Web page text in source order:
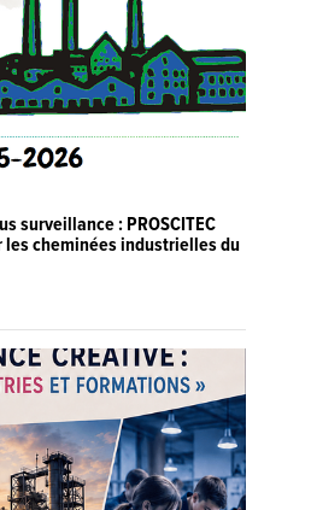
surveillance : PROSCITEC
cheminées industrielles du